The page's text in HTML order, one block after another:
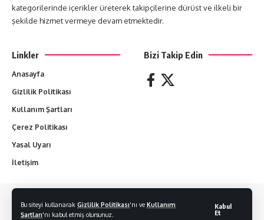
Bu siteyi kullanarak Gizlilik Politikası'nı ve Kullanım
Şartları'nı kabul etmiş olursunuz.
Kabul
Et
kategorilerinde içerikler üreterek takipçilerine dürüst ve ilkeli bir
şekilde hizmet vermeye devam etmektedir.
Linkler
Anasayfa
Gizlilik Politikası
Kullanım Şartları
Çerez Politikası
Yasal Uyarı
İletişim
Bizi Takip Edin
kopyalanamaz.